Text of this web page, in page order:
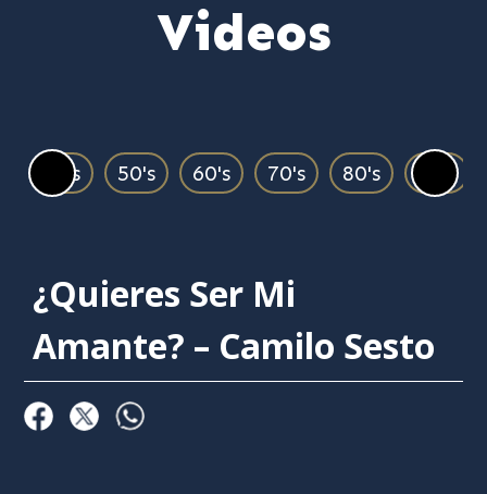
Videos
00's 50's 60's 70's 80's 90's
¿Quieres Ser Mi
Amante? – Camilo Sesto